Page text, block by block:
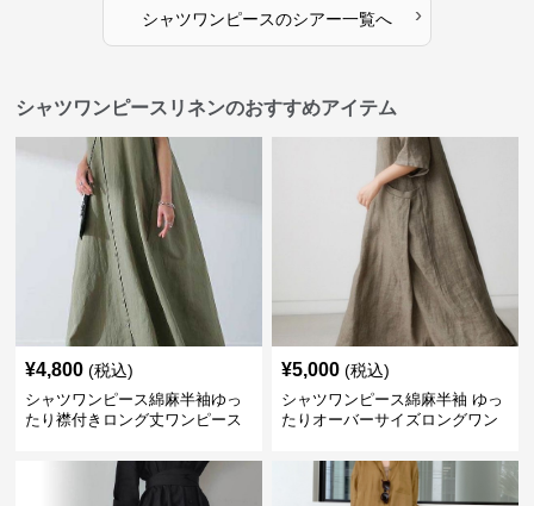
シャツワンピースのシアー一覧へ ›
シャツワンピースリネンのおすすめアイテム
¥4,800 (税込)
シャツワンピース綿麻半袖ゆっ
たり襟付きロング丈ワンピース
¥5,000 (税込)
シャツワンピース綿麻半袖 ゆっ
たりオーバーサイズロングワン